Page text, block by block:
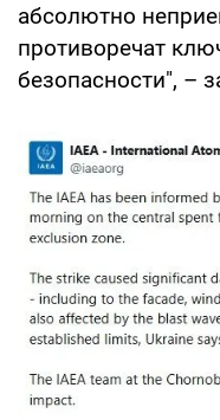
абсолютно
противоречат
безопасности", –